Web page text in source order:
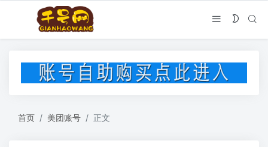
首页 美团账号 正文